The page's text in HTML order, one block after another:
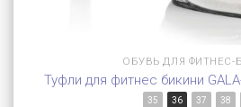
ОБУВЬ ДЛЯ ФИТНЕС-
Туфли для фитнес бикини
35 36 37 38